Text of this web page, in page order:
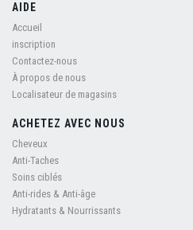
AIDE
Accueil
inscription
Contactez-nous
À propos de nous
Localisateur de magasins
ACHETEZ AVEC NOUS
Cheveux
Anti-Taches
Soins ciblés
Anti-rides & Anti-âge
Hydratants & Nourrissants